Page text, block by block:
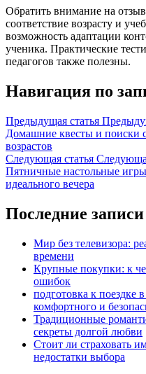
Обратить внимание на
соответствие возрасту и
возможность адаптации
ученика. Практические
педагогов также полезны.
Навигация по
Предыдущая статья
Домашние квесты и поиски
возрастов
Следующая статья
Пятничные настольные
идеального вечера
Последние записи
Мир без телевизора:
времени
Крупные покупки: к
ошибок
подготовка к поездке
комфортного и
Традиционные
секреты долгой любви
Стоит ли страховать
недостатки выбора